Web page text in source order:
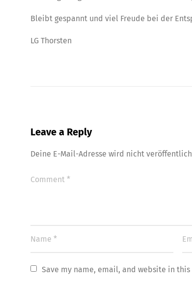
Bleibt gespannt und viel Freude bei der
LG Thorsten
Leave a Reply
Deine E-Mail-Adresse wird nicht
Save my name, email, and website in